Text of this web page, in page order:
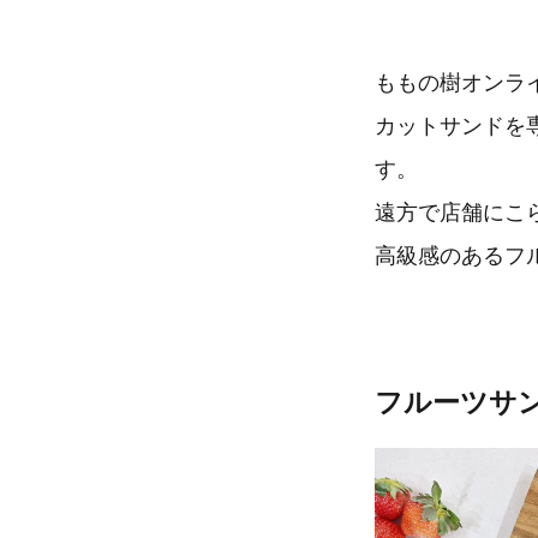
ももの樹オンラ
カットサンドを
す。
遠方で店舗にこ
高級感のあるフ
フルーツサ